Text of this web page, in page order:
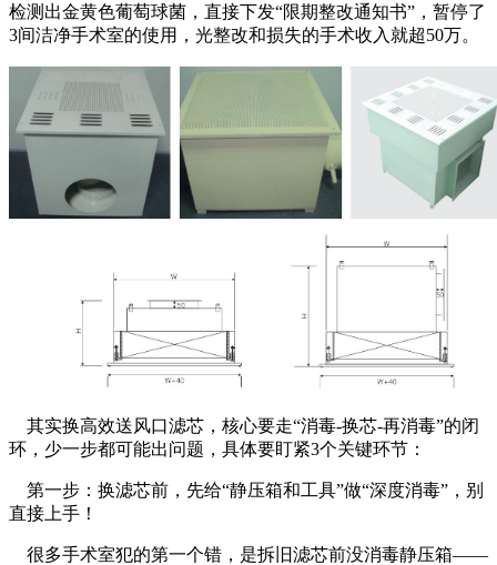
检测出金黄色葡萄球菌，直接下发“限期整改通知书”，暂停了
3间洁净手术室的使用，光整改和损失的手术收入就超50万。
其实换高效送风口滤芯，核心要走“消毒-换芯-再消毒”的闭
环，少一步都可能出问题，具体要盯紧3个关键环节：
第一步：换滤芯前，先给“静压箱和工具”做“深度消毒”，别
直接上手！
很多手术室犯的第一个错，是拆旧滤芯前没消毒静压箱——